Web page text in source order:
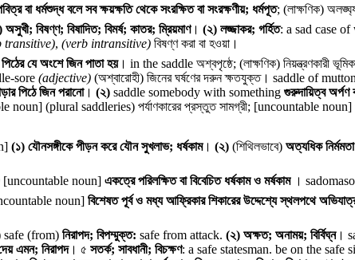
বা ধর্মশুদ্ধ বলে সব ক্ষয়ক্ষতি থেকে সংরক্ষিত বা সংরক্ষণীয়; ধর্মপূত; (লাক্ষণিক)
অসুখী; বিষণ্ণ; বিষাদিত; বিমর্ষ; কাতর; ম্রিয়মাণ। (২) লজ্জাকর; গর্হিত: a sad case
transitive), (verb intransitive) বিষণ্ণ করা বা হওয়া।
যে অংশে জিন পাতা হয়। in the saddle অশ্বপৃষ্ঠে; (লাক্ষণিক) নিয়ন্ত্রণকারী
sore (adjective) (অশ্বারোহী) জিনের ঘর্ষণের দরুন ক্ষতযুক্ত। saddle of
পিঠে জিন পরানো। (২) saddle somebody with something গুরুদায়িত্ব অর্পণ
noun] (plural saddleries) পর্যাণকারের প্রস্তুত সামগ্রী; [uncountable noun]
(১) যৌনসঙ্গীকে পীড়ন করে যৌন সুখলাভ; ধর্ষকাম। (২) (শিথিলভাবে) অত্যধিক
[uncountable noun] একত্রে পরিলক্ষিত বা বিবেচিত ধর্ষকাম ও মর্ষকাম ।
noun] বিশেষত পূর্ব ও মধ্য আফ্রিকার শিকারের উদ্দেশ্যে স্থলপথে
safe (from) নিরাপদ; বিপম্মুক্ত: safe from attack. (২) অক্ষত; অনাময়; বির্বিঘ্ন।
এমন; নিরাপদ। ৫ সতর্ক; সাবধানী; বিচক্ষণ: a safe statesman. be on the safe